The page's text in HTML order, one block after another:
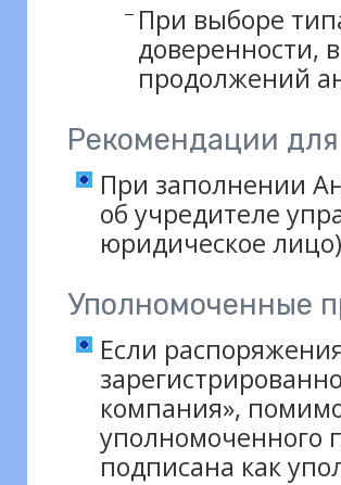
При выборе
доверенности,
продолжений
Рекомендации
При заполнении
об учредителе
юридическое
Уполномоченные
Если
компания»,
уполномоченного
подписана как